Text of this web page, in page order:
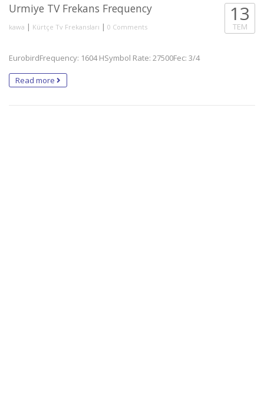
Urmiye TV Frekans Frequency
kawa | Kürtçe Tv Frekansları | 0 Comments
13
TEM
EurobirdFrequency: 1604 HSymbol Rate: 27500Fec: 3/4
Read more